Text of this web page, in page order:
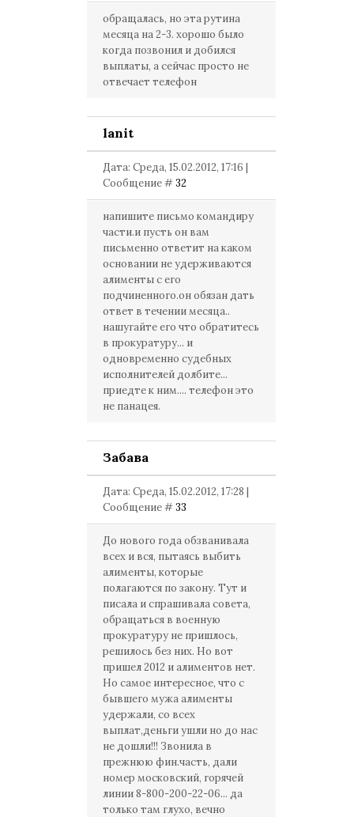
обращалась, но эта рутина
месяца на 2-3. хорошо было
когда позвонил и добился
выплаты, а сейчас просто не
отвечает телефон
lanit
Дата: Среда, 15.02.2012, 17:16 |
Сообщение #32
напишите письмо командиру
части.и пусть он вам
письменно ответит на каком
основании не удерживаются
алименты с его
подчиненного.он обязан дать
ответ в течении месяца..
нашугайте его что обратитесь
в прокуратуру... и
одновременно судебных
исполнителей долбите...
приедте к ним.... телефон это
не панацея.
Забава
Дата: Среда, 15.02.2012, 17:28 |
Сообщение #33
До нового года обзванивала
всех и вся, пытаясь выбить
алименты, которые
полагаются по закону. Тут и
писала и спрашивала совета,
обращаться в военную
прокуратуру не пришлось,
решилось без них. Но вот
пришел 2012 и алиментов нет.
Но самое интересное, что с
бывшего мужа алименты
удержали, со всех
выплат,деньги ушли но до нас
не дошли!!! Звонила в
прежнюю фин.часть, дали
номер московский, горячей
линии 8-800-200-22-06... да
только там глухо, вечно